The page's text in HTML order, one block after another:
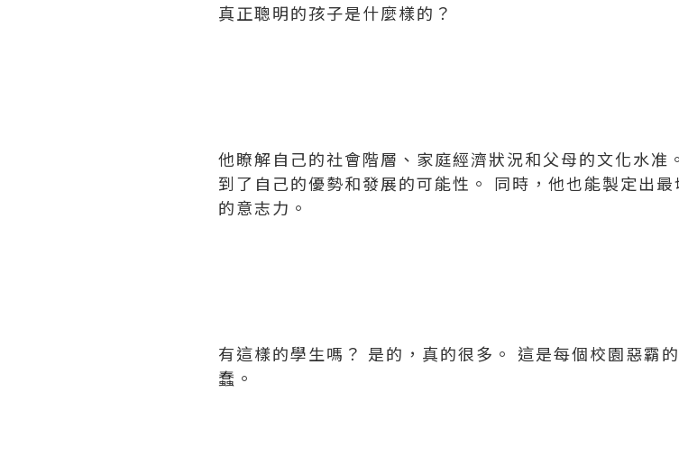
真正聰明的孩子是什麼樣的？
他瞭解自己的社會階層、家庭經濟狀況和父母的文化水
到了自己的優勢和發展的可能性。 同時，他也能製定出
的意志力。
有這樣的學生嗎？ 是的，真的很多。 這是每個校園惡霸
蠢。